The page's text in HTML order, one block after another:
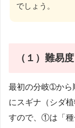
でしょう。
（１）難
最初の分岐➀から
にスギナ（シダ
すので、①は「種